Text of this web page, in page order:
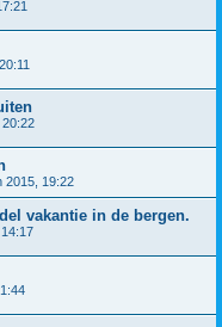
20:22
2015, 19:22
vakantie in de bergen.